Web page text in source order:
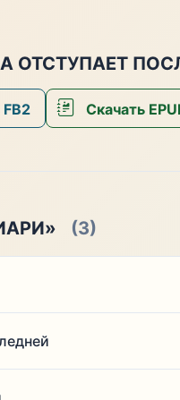
ОТСТУПАЕТ
Скачать
(3)